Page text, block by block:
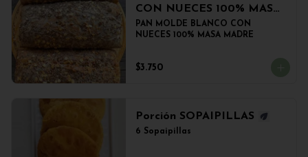
CON NUECES 100% MASA
MADRE
PAN MOLDE BLANCO CON
NUECES 100% MASA MADRE
$3.750
Porción SOPAIPILLAS
6 Sopaipillas